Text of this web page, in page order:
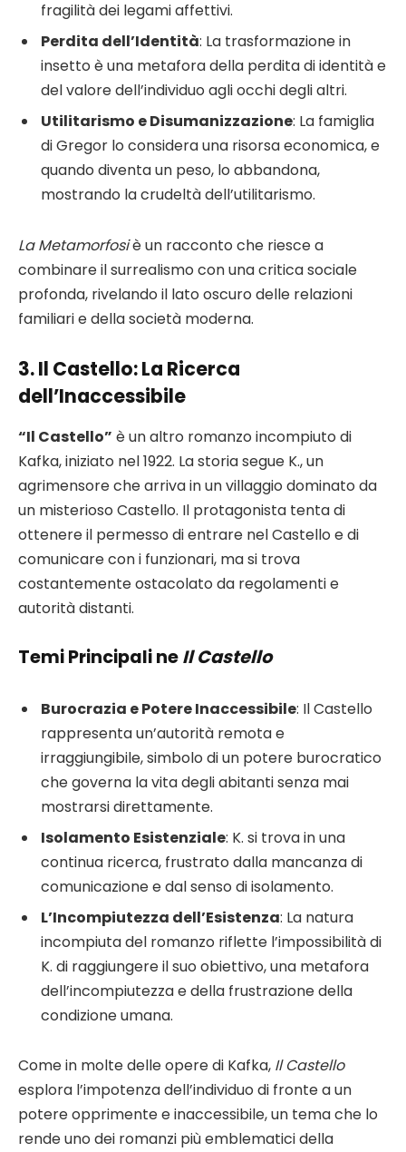
fragilità dei legami affettivi.
Perdita dell’Identità: La trasformazione in
insetto è una metafora della perdita di identità e
del valore dell’individuo agli occhi degli altri.
Utilitarismo e Disumanizzazione: La famiglia
di Gregor lo considera una risorsa economica, e
quando diventa un peso, lo abbandona,
mostrando la crudeltà dell’utilitarismo.
La Metamorfosiè un racconto che riesce a
combinare il surrealismo con una critica sociale
profonda, rivelando il lato oscuro delle relazioni
familiari e della società moderna.
3.Il Castello: La Ricerca
dell’Inaccessibile
“Il Castello” è un altro romanzo incompiuto di
Kafka, iniziato nel 1922. La storia segue K., un
agrimensore che arriva in un villaggio dominato da
un misterioso Castello. Il protagonista tenta di
ottenere il permesso di entrare nel Castello e di
comunicare con i funzionari, ma si trova
costantemente ostacolato da regolamenti e
autorità distanti.
Temi Principali neIl Castello
Burocrazia e Potere Inaccessibile: Il Castello
rappresenta un’autorità remota e
irraggiungibile, simbolo di un potere burocratico
che governa la vita degli abitanti senza mai
mostrarsi direttamente.
Isolamento Esistenziale: K. si trova in una
continua ricerca, frustrato dalla mancanza di
comunicazione e dal senso di isolamento.
L’Incompiutezza dell’Esistenza: La natura
incompiuta del romanzo riflette l’impossibilità di
K. di raggiungere il suo obiettivo, una metafora
dell’incompiutezza e della frustrazione della
condizione umana.
Come in molte delle opere di Kafka, Il Castello
esplora l’impotenza dell’individuo di fronte a un
potere opprimente e inaccessibile, un tema che lo
rende uno dei romanzi più emblematici della